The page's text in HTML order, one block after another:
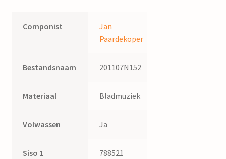
Componist
Jan
Paardekoper
Bestandsnaam 201107N152
Materiaal Bladmuziek
Volwassen Ja
Siso 1 788521